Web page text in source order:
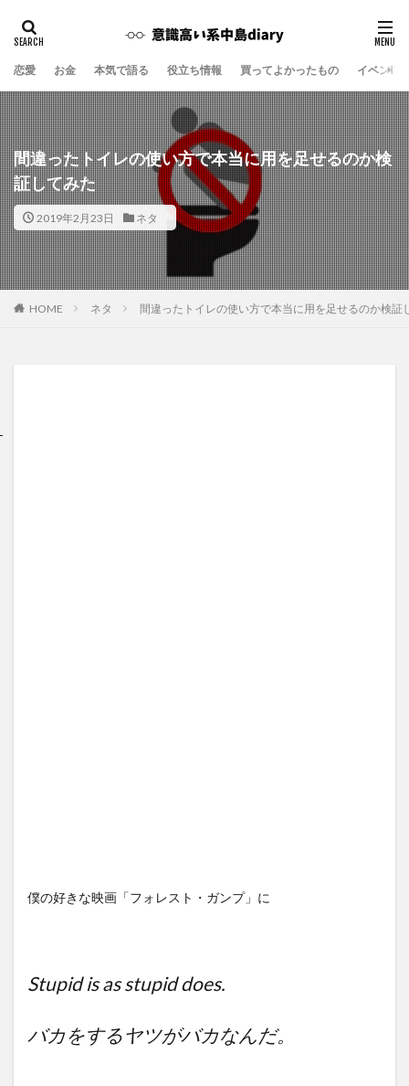
恋愛 お金 本気で語る 役立ち情報 買ってよかったもの イベント
間違ったトイレの使い方で本当に用を足せるのか検
証してみた
2019年2月23日 ネタ
HOME ネタ 間違ったトイレの使い方で本当に用を足せるのか検証
僕の好きな映画「フォレスト・ガンプ」に
Stupid is as stupid does.
バカをするヤツがバカなんだ。